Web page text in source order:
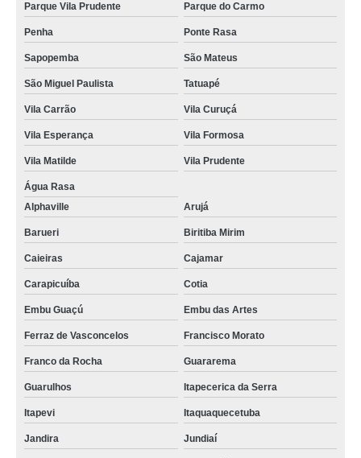
cartão de visita em pvc preço Grajau
cartão de acesso pvc preço Freguesia do Ó
empresa que faz cartão pvc personalizado Vila Carrão
cartão de pvc personalizado valor Imirim
empresa que faz cartão pvc Tatuapé
cartão em pvc personalizado Rio Pequeno
onde comprar cartão fidelidade pvc Guaianases
cartão de pvc personalizado Aricanduva
cartão de visita pvc Vila Maria
cartão em pvc personalizado preço Cubatão
onde comprar cartão de visita pvc José Bonifácio
onde comprar cartão em pvc personalizado Brasilândia
cartão de visita em pvc Jardim Ângela
onde comprar cartão fidelidade pvc Jardim Jussara
empresa que faz cartão de visita em pvc Parque do Carmo
onde comprar cartão de pvc Tatuapé
cartão pvc personalizado Mairiporã
Parque Vila Prudente Parque do Carmo
Penha Ponte Rasa
Sapopemba São Mateus
São Miguel Paulista Tatuapé
Vila Carrão Vila Curuçá
Vila Esperança Vila Formosa
Vila Matilde Vila Prudente
Água Rasa
Alphaville
Arujá
Barueri Biritiba Mirim
Caieiras Cajamar
Carapicuíba Cotia
Embu Guaçú Embu das Artes
Ferraz de Vasconcelos Francisco Morato
Franco da Rocha Guararema
Guarulhos Itapecerica da Serra
Itapevi Itaquaquecetuba
Jandira Jundiaí